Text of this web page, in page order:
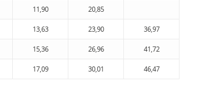
11,90 20,85
13,63 23,90 36,97
15,36 26,96 41,72
17,09 30,01 46,47